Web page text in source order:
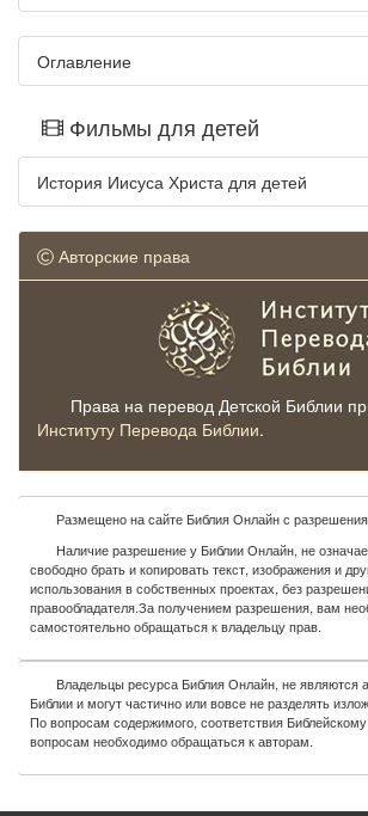
Оглавление
Фильмы для детей
История Иисуса Христа для детей
Авторские права
Права на перевод Детской Библии
Институту Перевода Библии.
Размещено на сайте Библия Онлайн с
Наличие разрешение у Библии Онлайн, не
свободно брать и копировать текст, изображения и
использования в собственных проектах, без
правообладателя.За получением разрешения, вам
самостоятельно обращаться к владельцу прав.
Владельцы ресурса Библия Онлайн, не являются
Библии и могут частично или вовсе не разделять
По вопросам содержимого, соответствия
вопросам необходимо обращаться к авторам.